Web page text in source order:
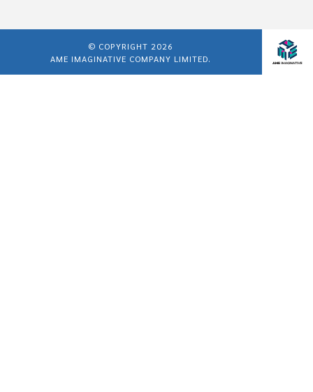
© COPYRIGHT 2026
AME IMAGINATIVE COMPANY LIMITED.